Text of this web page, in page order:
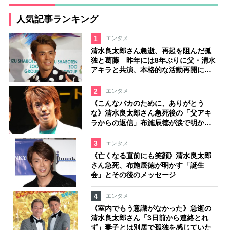
人気記事ランキング
1 エンタメ
清水良太郎さん急逝、再起を阻んだ孤
独と葛藤 昨年には8年ぶりに父・清水
アキラと共演、本格的な活動再開に向
「不安定なところ」
2 エンタメ
《こんなバカのために、ありがとう
な》清水良太郎さん急死後の「父アキ
ラからの返信」布施辰徳が涙で明かす
「順番が違う」
3
エンタメ
《亡くなる直前にも笑顔》清水良太郎
さん急死、布施辰徳が明かす「誕生
会」とその後のメッセージ
4 エンタメ
《室内でもう意識がなかった》急逝の
清水良太郎さん「3日前から連絡とれ
ず」妻子とは別居で孤独を感じていた